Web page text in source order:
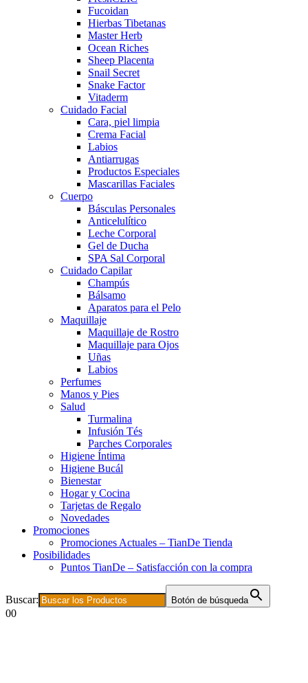
Fucoidan
Hierbas Tibetanas
Master Herb
Ocean Riches
Sheep Placenta
Snail Secret
Snake Factor
Vitaderm
Cuidado Facial
Cara, piel limpia
Crema Facial
Labios
Antiarrugas
Productos Especiales
Mascarillas Faciales
Cuerpo
Básculas Personales
Anticelulítico
Leche Corporal
Gel de Ducha
SPA Sal Corporal
Cuidado Capilar
Champús
Bálsamo
Aparatos para el Pelo
Maquillaje
Maquillaje de Rostro
Maquillaje para Ojos
Uñas
Labios
Perfumes
Manos y Pies
Salud
Turmalina
Infusión Tés
Parches Corporales
Higiene Íntima
Higiene Bucál
Bienestar
Hogar y Cocina
Tarjetas de Regalo
Novedades
Promociones
Promociones Actuales – TianDe Tienda
Posibilidades
Puntos TianDe – Satisfacción con la compra
Buscar: Botón de búsqueda
00